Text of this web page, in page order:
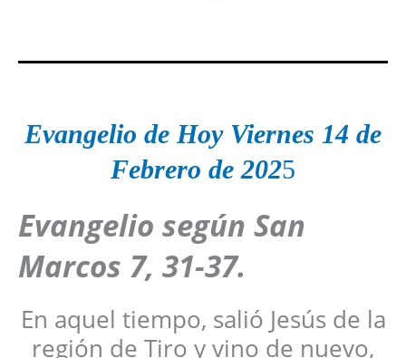
Evangelio de Hoy Viernes 14 de
Febrero de 2025
Evangelio según San
Marcos 7, 31-37.
En aquel tiempo, salió Jesús de la
región de Tiro y vino de nuevo,